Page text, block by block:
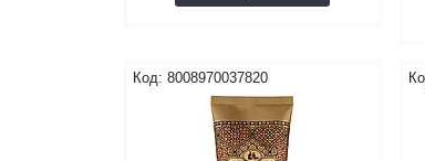
8008970037820